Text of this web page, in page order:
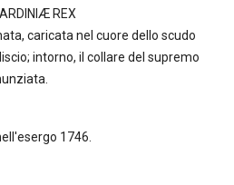
REX
caricata nel cuore dello scudo
intorno, il collare del supremo
1746.